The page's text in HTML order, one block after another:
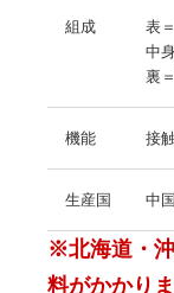
組成
表
中
裏
機能 接
生産国 中
※北海道・
料がかかり